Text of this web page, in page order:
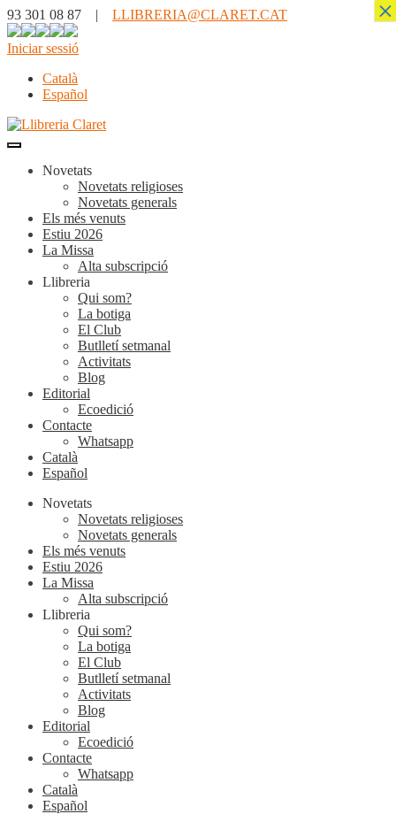
93 301 08 87 | LLIBRERIA@CLARET.CAT
Iniciar sessió
Català
Español
Novetats
Novetats religioses
Novetats generals
Els més venuts
Estiu 2026
La Missa
Alta subscripció
Llibreria
Qui som?
La botiga
El Club
Butlletí setmanal
Activitats
Blog
Editorial
Ecoedició
Contacte
Whatsapp
Català
Español
Novetats
Novetats religioses
Novetats generals
Els més venuts
Estiu 2026
La Missa
Alta subscripció
Llibreria
Qui som?
La botiga
El Club
Butlletí setmanal
Activitats
Blog
Editorial
Ecoedició
Contacte
Whatsapp
Català
Español
×